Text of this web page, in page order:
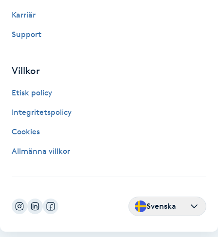
Hudvård
Hypnos
Karriär
Support
Villkor
Etisk policy
Integritetspolicy
Cookies
Allmänna villkor
Svenska